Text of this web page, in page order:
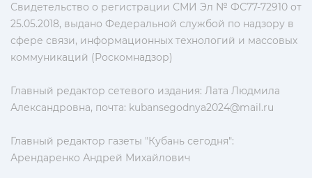
Свидетельство о регистрации СМИ Эл № ФС77-72910 от
25.05.2018, выдано Федеральной службой по надзору в
сфере связи, информационных технологий и массовых
коммуникаций (Роскомнадзор)
Главный редактор сетевого издания: Лата Людмила
Александровна, почта: kubansegodnya2024@mail.ru
Главный редактор газеты "Кубань сегодня":
Арендаренко Андрей Михайлович